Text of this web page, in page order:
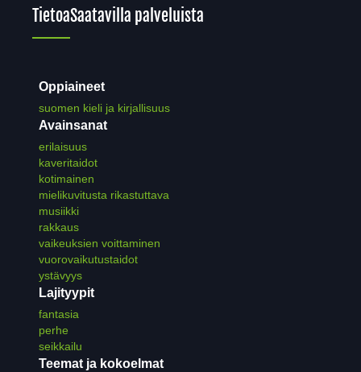
TietoaSaatavilla palveluista
Oppiaineet
suomen kieli ja kirjallisuus
Avainsanat
erilaisuus
kaveritaidot
kotimainen
mielikuvitusta rikastuttava
musiikki
rakkaus
vaikeuksien voittaminen
vuorovaikutustaidot
ystävyys
Lajityypit
fantasia
perhe
seikkailu
Teemat ja kokoelmat